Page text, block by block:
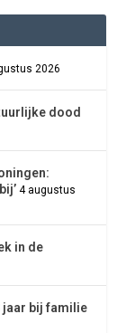
2026
dood
4 augustus
in de
jaar bij familie